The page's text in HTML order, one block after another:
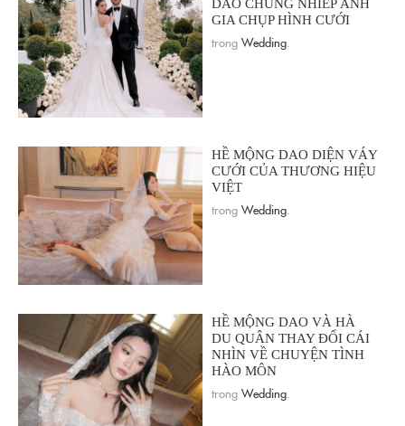
DAO CHUNG NHIẾP ẢNH
GIA CHỤP HÌNH CƯỚI
trong Wedding
HỀ MỘNG DAO DIỆN VÁY
CƯỚI CỦA THƯƠNG HIỆU
VIỆT
trong Wedding
HỀ MỘNG DAO VÀ HÀ
DU QUÂN THAY ĐỔI CÁI
NHÌN VỀ CHUYỆN TÌNH
HÀO MÔN
trong Wedding